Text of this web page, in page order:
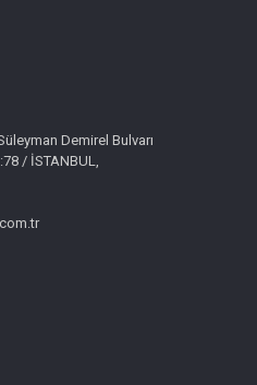
Demirel Bulvarı
/ İSTANBUL,